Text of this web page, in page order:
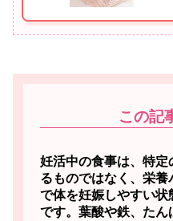
この記
妊活中の食事は、特
るものではなく、栄
で体を妊娠しやすい
です。 葉酸や鉄、たん